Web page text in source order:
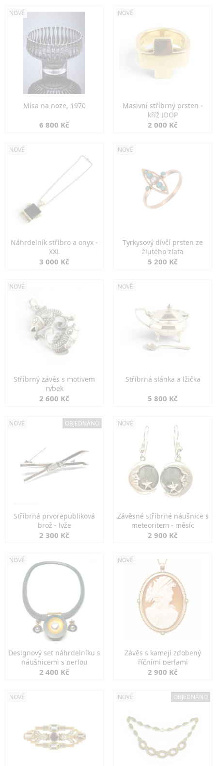
NOVÉ
Mísa na noze, 1970
6 800 Kč
NOVÉ
Masivní stříbrný prsten -
kříž JOOP
2 000 Kč
NOVÉ
Náhrdelník stříbro a onyx -
XXL
3 000 Kč
NOVÉ
Tyrkysový dívčí prsten ze
žlutého zlata
5 200 Kč
NOVÉ
Stříbrný závěs s motivem
rybek
2 600 Kč
NOVÉ
Stříbrná slánka a lžička
5 800 Kč
NOVÉ OBJEDNÁNO
Stříbrná prvorepubliková
brož - lyže
2 300 Kč
NOVÉ
Závěsné stříbrné náušnice s
meteoritem - měsíc
2 900 Kč
NOVÉ
Designový set náhrdelníku s
náušnicemi s perlou
2 400 Kč
NOVÉ
Závěs s kamejí zdobený
říčními perlami
2 900 Kč
NOVÉ NOVÉ OBJEDNÁNO